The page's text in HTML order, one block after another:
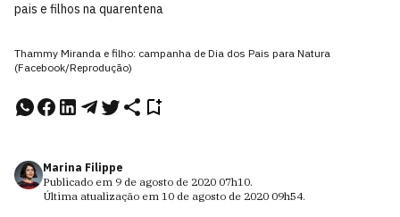
pais e filhos na quarentena
Thammy Miranda e filho: campanha de Dia dos Pais para Natura
(Facebook/Reprodução)
Marina Filippe
Publicado em 9 de agosto de 2020 07h10.
Última atualização em 10 de agosto de 2020 09h54.